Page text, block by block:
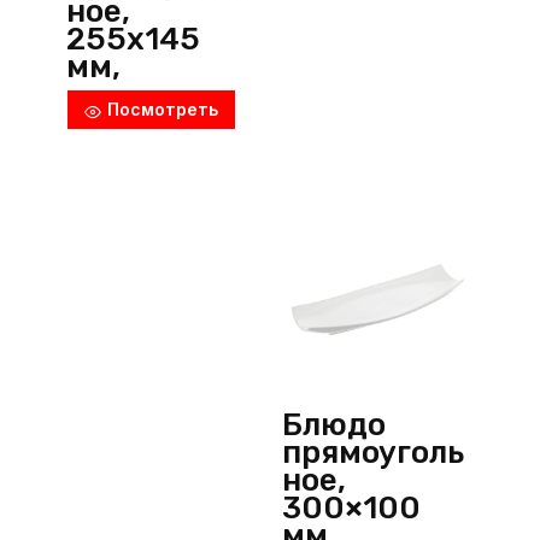
ное,
255х145
мм,
фарфор,
белый,
Посмотреть
Блюдо
прямоуголь
ное,
300×100